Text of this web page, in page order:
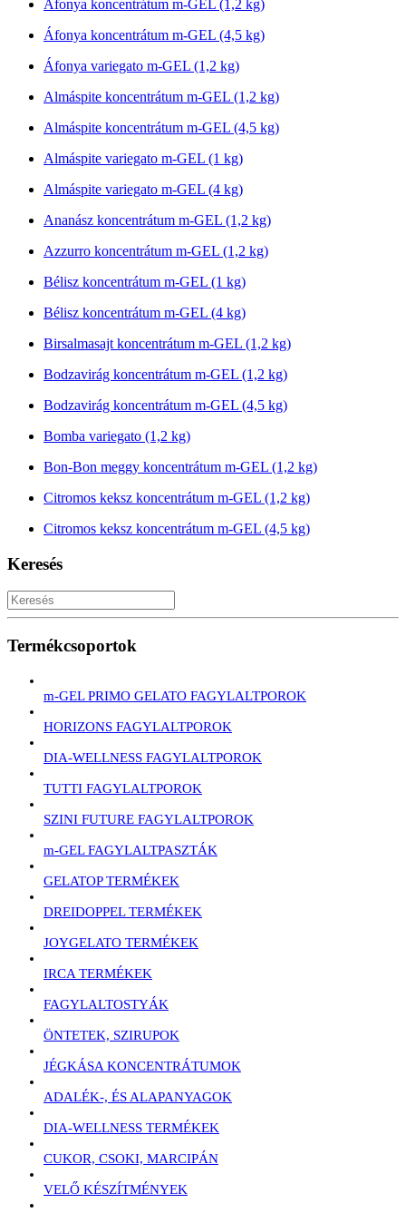
Áfonya koncentrátum m-GEL (1,2 kg)
Áfonya koncentrátum m-GEL (4,5 kg)
Áfonya variegato m-GEL (1,2 kg)
Almáspite koncentrátum m-GEL (1,2 kg)
Almáspite koncentrátum m-GEL (4,5 kg)
Almáspite variegato m-GEL (1 kg)
Almáspite variegato m-GEL (4 kg)
Ananász koncentrátum m-GEL (1,2 kg)
Azzurro koncentrátum m-GEL (1,2 kg)
Bélisz koncentrátum m-GEL (1 kg)
Bélisz koncentrátum m-GEL (4 kg)
Birsalmasajt koncentrátum m-GEL (1,2 kg)
Bodzavirág koncentrátum m-GEL (1,2 kg)
Bodzavirág koncentrátum m-GEL (4,5 kg)
Bomba variegato (1,2 kg)
Bon-Bon meggy koncentrátum m-GEL (1,2 kg)
Citromos keksz koncentrátum m-GEL (1,2 kg)
Citromos keksz koncentrátum m-GEL (4,5 kg)
Keresés
Termékcsoportok
m-GEL PRIMO GELATO FAGYLALTPOROK
HORIZONS FAGYLALTPOROK
DIA-WELLNESS FAGYLALTPOROK
TUTTI FAGYLALTPOROK
SZINI FUTURE FAGYLALTPOROK
m-GEL FAGYLALTPASZTÁK
GELATOP TERMÉKEK
DREIDOPPEL TERMÉKEK
JOYGELATO TERMÉKEK
IRCA TERMÉKEK
FAGYLALTOSTYÁK
ÖNTETEK, SZIRUPOK
JÉGKÁSA KONCENTRÁTUMOK
ADALÉK-, ÉS ALAPANYAGOK
DIA-WELLNESS TERMÉKEK
CUKOR, CSOKI, MARCIPÁN
VELŐ KÉSZÍTMÉNYEK